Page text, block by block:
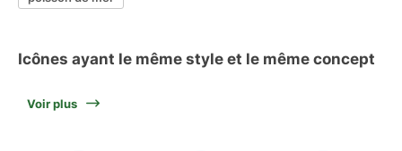
Icônes ayant le même style et le même concept
Voir plus